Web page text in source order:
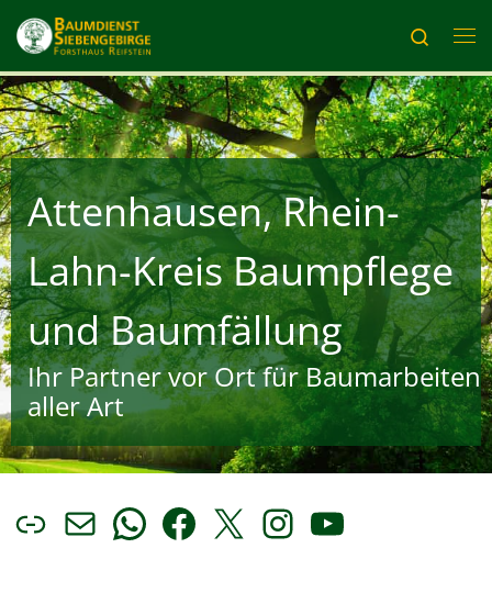
Zum Inhalt springen
Search
Attenhausen, Rhein-
Lahn-Kreis Baumpflege
und Baumfällung
Ihr Partner vor Ort für Baumarbeiten
aller Art
LinkE-Mail
WhatsApp
Facebook
X Instagram
YouTube